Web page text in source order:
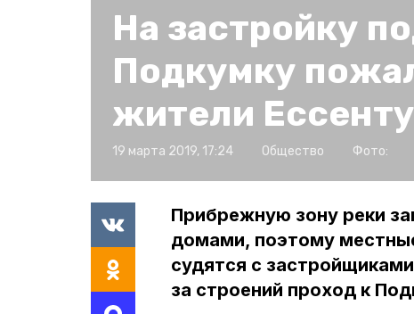
На застройку
Подкумку
жители
19 марта 2019, 17:24 Общество Фото:
Прибрежную зону реки
домами, поэтому
судятся с
за строений проход к